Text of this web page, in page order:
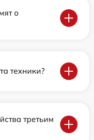
о
техники?
третьим